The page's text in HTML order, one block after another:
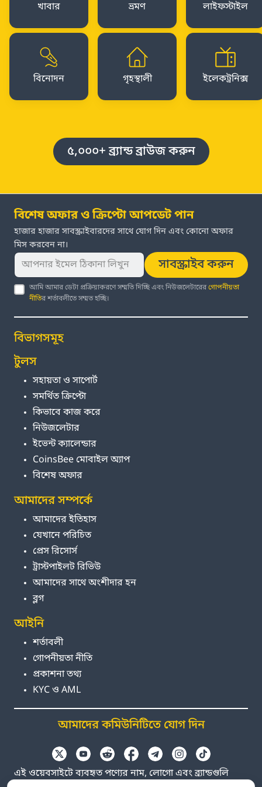
খাবার ভ্রমণ লাইফস্টাইল
বিনোদন গৃহস্থালী ইলেকট্রনিক্স
৫,০০০+ ব্র্যান্ড ব্রাউজ করুন
বিশেষ অফার ও ক্রিপ্টো আপডেট পান
হাজার হাজার সাবস্ক্রাইবারদের সাথে যোগ দিন এবং কোনো অফার
মিস করবেন না।
সাবস্ক্রাইব করুন
আমি আমার ডেটা প্রক্রিয়াকরণে সম্মতি দিচ্ছি এবং নিউজলেটারেরগোপনীয়তা
নীতির শর্তাবলীতে সম্মত হচ্ছি।
বিভাগসমূহ
টুলস
সহায়তা ও সাপোর্ট
সমর্থিত ক্রিপ্টো
কিভাবে কাজ করে
নিউজলেটার
ইভেন্ট ক্যালেন্ডার
CoinsBee মোবাইল অ্যাপ
বিশেষ অফার
আমাদের সম্পর্কে
আমাদের ইতিহাস
যেখানে পরিচিত
প্রেস রিসোর্স
ট্রাস্টপাইলট রিভিউ
আমাদের সাথে অংশীদার হন
ব্লগ
আইনি
শর্তাবলী
গোপনীয়তা নীতি
প্রকাশনা তথ্য
KYC ও AML
আমাদের কমিউনিটিতে যোগ দিন
এই ওয়েবসাইটে ব্যবহৃত পণ্যের নাম, লোগো এবং ব্র্যান্ডগুলি